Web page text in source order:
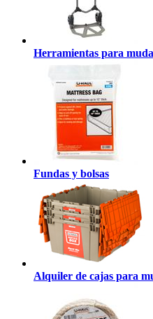
Herramientas para
Fundas y bolsas
Alquiler de cajas para